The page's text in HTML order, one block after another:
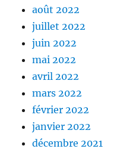
août 2022
juillet 2022
juin 2022
mai 2022
avril 2022
mars 2022
février 2022
janvier 2022
décembre 2021